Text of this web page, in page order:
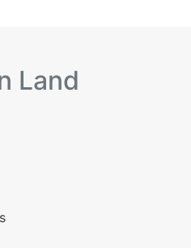
Land